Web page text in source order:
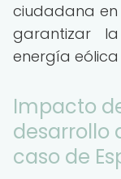
ciudadana
garantizar
energía eólica
Impacto
desarrollo
caso de